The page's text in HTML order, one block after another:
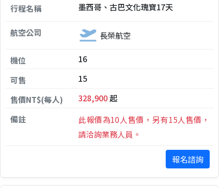
墨西哥、古巴文化瑰寶17天
長榮航空
16
15
328,900起
此報價為10人售價，另有15人售價，
請洽詢業務人員。
報名諮詢